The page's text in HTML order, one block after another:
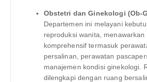
Obstetri dan Ginekologi (Ob-
Departemen ini melayani
reproduksi wanita, menawarkan
komprehensif termasuk
persalinan, perawatan
manajemen kondisi ginekologi.
dilengkapi dengan ruang